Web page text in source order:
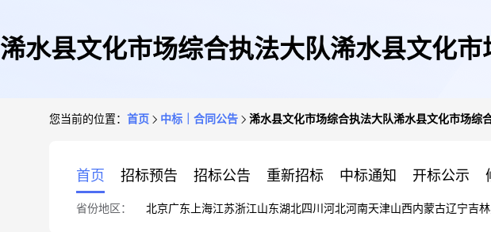
浠水县文化市场综合执法大队浠水县文化
您当前的位置： 首页 中标｜合同公告 浠水县文化市场综合执法大队浠水县文化市场综
首页 招标预告 招标公告 重新招标 中标通知 开标公示
省份地区： 北京广东 上海江苏浙江山东湖北四川 河北河南天津山西内蒙古辽宁吉林